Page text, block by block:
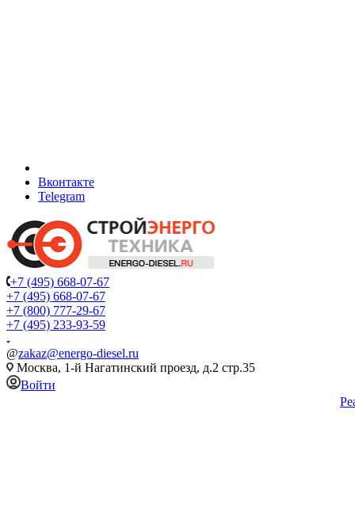
Вконтакте
Telegram
+7 (495) 668-07-67
+7 (495) 668-07-67
+7 (800) 777-29-67
+7 (495) 233-93-59
@zakaz@energo-diesel.ru
Москва, 1-й Нагатинский проезд, д.2 стр.35
Войти